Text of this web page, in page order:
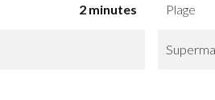
2 minutes Plage